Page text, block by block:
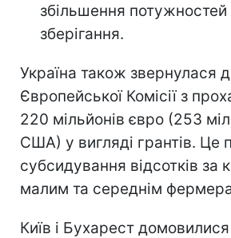
збільшення потужностей
зберігання.
Україна також звернулася
Європейської Комісії з
220 мільйонів євро (253
США) у вигляді грантів. Це
субсидування відсотків за
малим та середнім
Київ і Бухарест